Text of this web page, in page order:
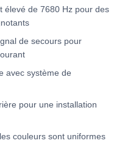
élevé de 7680 Hz pour des
de secours pour
avec système de
pour une installation
couleurs sont uniformes